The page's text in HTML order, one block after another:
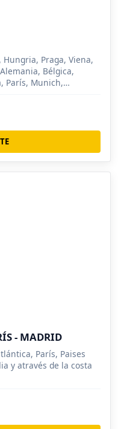
Praga, Viena,
Bélgica,
París, Munich,
Füssen,
- MADRID
París, Paises
y através de la costa